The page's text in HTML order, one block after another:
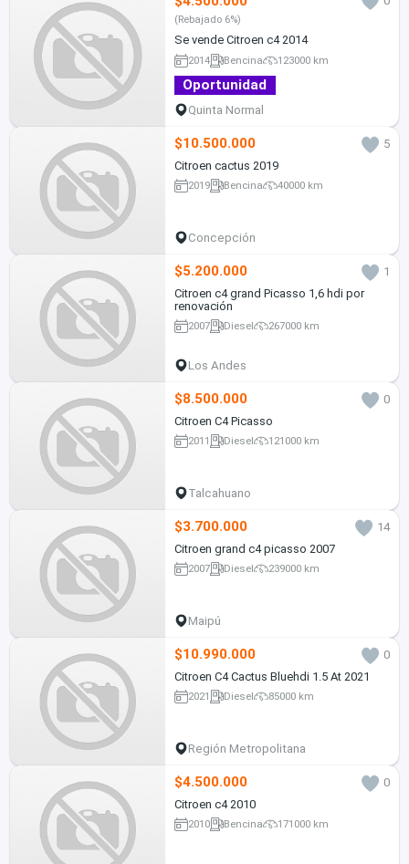
(Rebajado 6%)
Se vende Citroen c4 2014
2014 Bencina 123000 km
Oportunidad
Quinta Normal
$10.500.000
5
Citroen cactus 2019
2019 Bencina 40000 km
Concepción
$5.200.000
1
Citroen c4 grand Picasso 1,6 hdi por
renovación
2007 Diesel 267000 km
Los Andes
$8.500.000
0
Citroen C4 Picasso
2011 Diesel 121000 km
Talcahuano
$3.700.000
14
Citroen grand c4 picasso 2007
2007 Diesel 239000 km
Maipú
$10.990.000
0
Citroen C4 Cactus Bluehdi 1.5 At 2021
2021 Diesel 85000 km
Región Metropolitana
$4.500.000
0
Citroen c4 2010
2010 Bencina 171000 km